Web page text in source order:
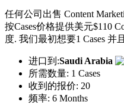
任何公司出售 Content
按Cases价格提供美元$110
度. 我们最初想要1 Cases 并
进口到:Saudi Arabia
所需数量: 1 Cases
收到的报价: 20
频率: 6 Months